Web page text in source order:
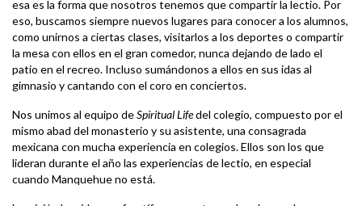
esa es la forma que nosotros tenemos que compartir la lectio. Por
eso, buscamos siempre nuevos lugares para conocer a los alumnos,
como unirnos a ciertas clases, visitarlos a los deportes o compartir
la mesa con ellos en el gran comedor, nunca dejando de lado el
patio en el recreo. Incluso sumándonos a ellos en sus idas al
gimnasio y cantando con el coro en conciertos.
Nos unimos al equipo deSpiritual Lifedel colegio, compuesto por el
mismo abad del monasterio y su asistente, una consagrada
mexicana con mucha experiencia en colegios. Ellos son los que
lideran durante el año las experiencias de lectio, en especial
cuando Manquehue no está.